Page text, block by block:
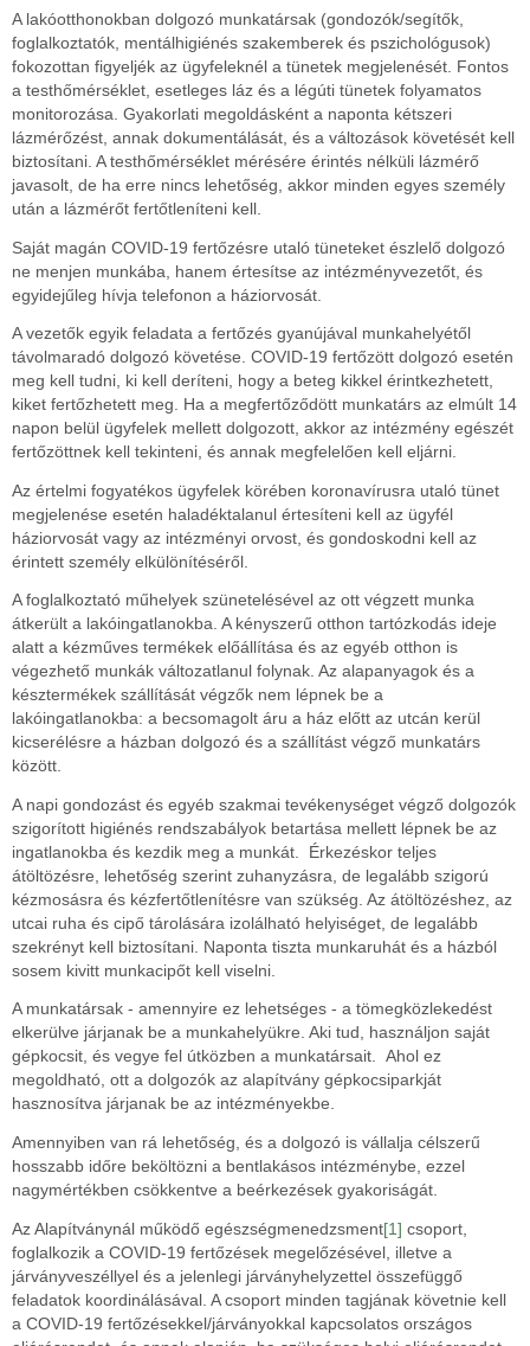
A lakóotthonokban dolgozó munkatársak (gondozók/segítők,
foglalkoztatók, mentálhigiénés szakemberek és pszichológusok)
fokozottan figyeljék az ügyfeleknél a tünetek megjelenését. Fontos
a testhőmérséklet, esetleges láz és a légúti tünetek folyamatos
monitorozása. Gyakorlati megoldásként a naponta kétszeri
lázmérőzést, annak dokumentálását, és a változások követését kell
biztosítani. A testhőmérséklet mérésére érintés nélküli lázmérő
javasolt, de ha erre nincs lehetőség, akkor minden egyes személy
után a lázmérőt fertőtleníteni kell.
Saját magán COVID-19 fertőzésre utaló tüneteket észlelő dolgozó
ne menjen munkába, hanem értesítse az intézményvezetőt, és
egyidejűleg hívja telefonon a háziorvosát.
A vezetők egyik feladata a fertőzés gyanújával munkahelyétől
távolmaradó dolgozó követése. COVID-19 fertőzött dolgozó esetén
meg kell tudni, ki kell deríteni, hogy a beteg kikkel érintkezhetett,
kiket fertőzhetett meg. Ha a megfertőződött munkatárs az elmúlt 14
napon belül ügyfelek mellett dolgozott, akkor az intézmény egészét
fertőzöttnek kell tekinteni, és annak megfelelően kell eljárni.
Az értelmi fogyatékos ügyfelek körében koronavírusra utaló tünet
megjelenése esetén haladéktalanul értesíteni kell az ügyfél
háziorvosát vagy az intézményi orvost, és gondoskodni kell az
érintett személy elkülönítéséről.
A foglalkoztató műhelyek szünetelésével az ott végzett munka
átkerült a lakóingatlanokba. A kényszerű otthon tartózkodás ideje
alatt a kézműves termékek előállítása és az egyéb otthon is
végezhető munkák változatlanul folynak. Az alapanyagok és a
késztermékek szállítását végzők nem lépnek be a
lakóingatlanokba: a becsomagolt áru a ház előtt az utcán kerül
kicserélésre a házban dolgozó és a szállítást végző munkatárs
között.
A napi gondozást és egyéb szakmai tevékenységet végző dolgozók
szigorított higiénés rendszabályok betartása mellett lépnek be az
ingatlanokba és kezdik meg a munkát. Érkezéskor teljes
átöltözésre, lehetőség szerint zuhanyzásra, de legalább szigorú
kézmosásra és kézfertőtlenítésre van szükség. Az átöltözéshez, az
utcai ruha és cipő tárolására izolálható helyiséget, de legalább
szekrényt kell biztosítani. Naponta tiszta munkaruhát és a házból
sosem kivitt munkacipőt kell viselni.
A munkatársak - amennyire ez lehetséges - a tömegközlekedést
elkerülve járjanak be a munkahelyükre. Aki tud, használjon saját
gépkocsit, és vegye fel útközben a munkatársait. Ahol ez
megoldható, ott a dolgozók az alapítvány gépkocsiparkját
hasznosítva járjanak be az intézményekbe.
Amennyiben van rá lehetőség, és a dolgozó is vállalja célszerű
hosszabb időre beköltözni a bentlakásos intézménybe, ezzel
nagymértékben csökkentve a beérkezések gyakoriságát.
Az Alapítványnál működő egészségmenedzsment[1] csoport,
foglalkozik a COVID-19 fertőzések megelőzésével, illetve a
járványveszéllyel és a jelenlegi járványhelyzettel összefüggő
feladatok koordinálásával. A csoport minden tagjának követnie kell
a COVID-19 fertőzésekkel/járványokkal kapcsolatos országos